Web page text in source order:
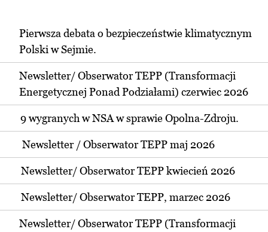
Pierwsza debata o bezpieczeństwie klimatycznym
Polski w Sejmie.
Newsletter/ Obserwator TEPP (Transformacji
Energetycznej Ponad Podziałami) czerwiec 2026
9 wygranych w NSA w sprawie Opolna-Zdroju.
Newsletter / Obserwator TEPP maj 2026
Newsletter/ Obserwator TEPP kwiecień 2026
Newsletter/ Obserwator TEPP, marzec 2026
Newsletter/ Obserwator TEPP (Transformacji